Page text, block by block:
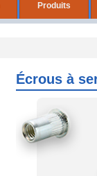
Produits
Écrous à